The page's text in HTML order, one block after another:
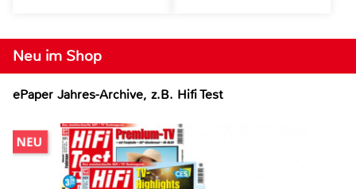
Neu im Shop
ePaper Jahres-Archive, z.B. Hifi Test